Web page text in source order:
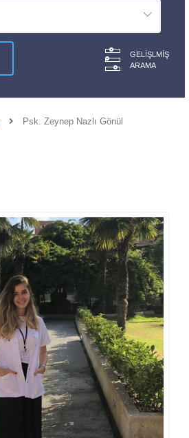
GELIŞLMIŞ
ARAMA
Psk. Zeynep Nazlı Gönül